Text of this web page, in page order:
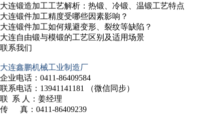
大连锻造加工工艺解析：热锻、冷锻、温锻工艺特点
大连锻件加工精度受哪些因素影响？
大连锻件加工如何规避变形、裂纹等缺陷？
大连自由锻与模锻的工艺区别及适用场景
联系我们
大连鑫鹏机械工业制造厂
企业电话：0411-86409584
联系电话：13941141181 （微信同步）
联 系 人：姜经理
传 真：0411-86409239